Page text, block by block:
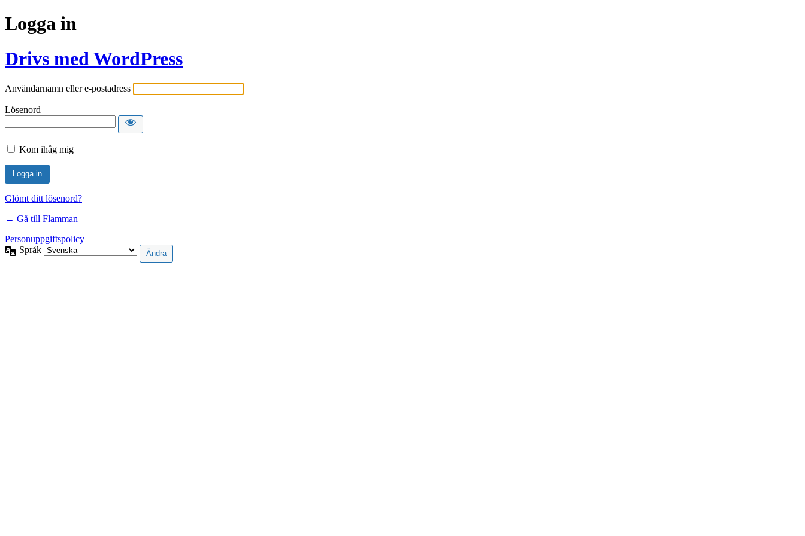
Logga in
Drivs med WordPress
Användarnamn eller e-postadress
Lösenord
Kom ihåg mig
Glömt ditt lösenord?
← Gå till Flamman
Personuppgiftspolicy
Språk